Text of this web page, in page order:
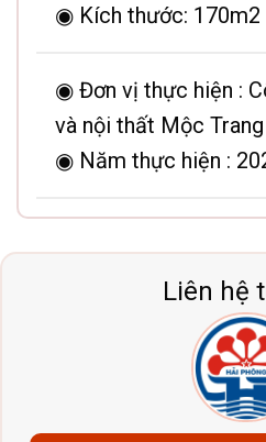
◉ Kích thước: 170m2
◉ Đơn vị thực hiện :
và nội thất Mộc Trang
◉ Năm thực hiện :
Liên hệ